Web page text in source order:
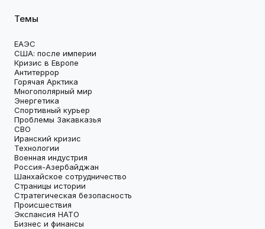
Темы
ЕАЭС
США: после империи
Кризис в Европе
Антитеррор
Горячая Арктика
Многополярный мир
Энергетика
Спортивный курьер
Проблемы Закавказья
СВО
Иранский кризис
Технологии
Военная индустрия
Россия-Азербайджан
Шанхайское сотрудничество
Страницы истории
Стратегическая безопасность
Происшествия
Экспансия НАТО
Бизнес и финансы